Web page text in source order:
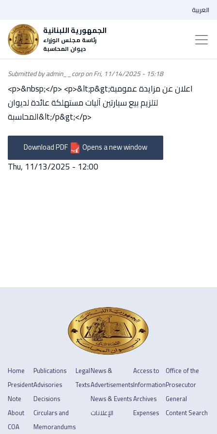
الجمهورية اللبنانية
رئاسة مجلس الوزراء
ديوان المحاسبة
العربية
Submitted byadmin__corponFri, 11/14/2025 - 15:18
<p>&nbsp;</p> <p>&lt;p&gt;اعلان عن مزايدة عمومية
لتلزيم بيع سيارتين آليات مستهلكة عائدة لديوان
المحاسبة&lt;/p&gt;</p>
Download PDF Opens a new window
Thu, 11/13/2025 - 12:00
Home
President
Note
About
COA
Publications
Advisories
Decisions
Circulars and
Memorandums
Legal
Texts
News &
Advertisements
News & Events
الإعلانات
Access to
Information
Archives
Expenses
Office of the
Prosecutor
General
Content Search